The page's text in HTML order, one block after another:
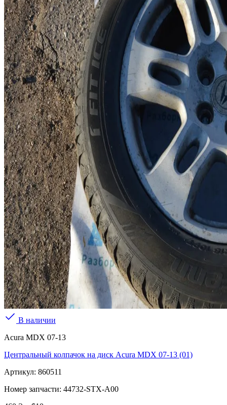
В наличии
Acura MDX 07-13
Центральный колпачок на диск Acura MDX 07-13 (01)
Артикул: 860511
Номер запчасти: 44732-STX-A00